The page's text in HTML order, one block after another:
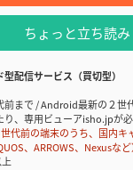
ちょっと立ち読み
配信サービス（買切型）
前まで / Android最新の２世
、専用ビューアisho.jpが
前の端末のうち、国内キ
、ARROWS、Nexusな